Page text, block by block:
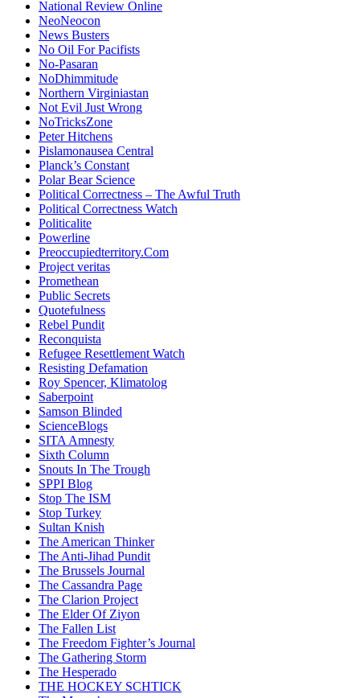
National Review Online
NeoNeocon
News Busters
No Oil For Pacifists
No-Pasaran
NoDhimmitude
Northern Virginiastan
Not Evil Just Wrong
NoTricksZone
Peter Hitchens
Pislamonausea Central
Planck’s Constant
Polar Bear Science
Political Correctness – The Awful Truth
Political Correctness Watch
Politicalite
Powerline
Preoccupiedterritory.Com
Project veritas
Promethean
Public Secrets
Quotefulness
Rebel Pundit
Reconquista
Refugee Resettlement Watch
Resisting Defamation
Roy Spencer, Klimatolog
Saberpoint
Samson Blinded
ScienceBlogs
SITA Amnesty
Sixth Column
Snouts In The Trough
SPPI Blog
Stop The ISM
Stop Turkey
Sultan Knish
The American Thinker
The Anti-Jihad Pundit
The Brussels Journal
The Cassandra Page
The Clarion Project
The Elder Of Ziyon
The Fallen List
The Freedom Fighter’s Journal
The Gathering Storm
The Hesperado
THE HOCKEY SCHTICK